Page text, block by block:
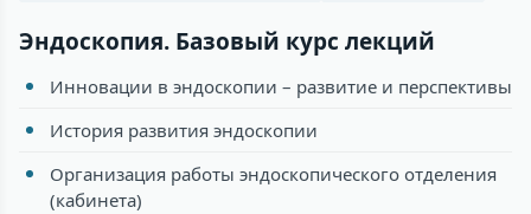
Эндоскопия. Базовый курс лекций
Инновации в эндоскопии – развитие и перспективы
История развития эндоскопии
Организация работы эндоскопического отделения
(кабинета)